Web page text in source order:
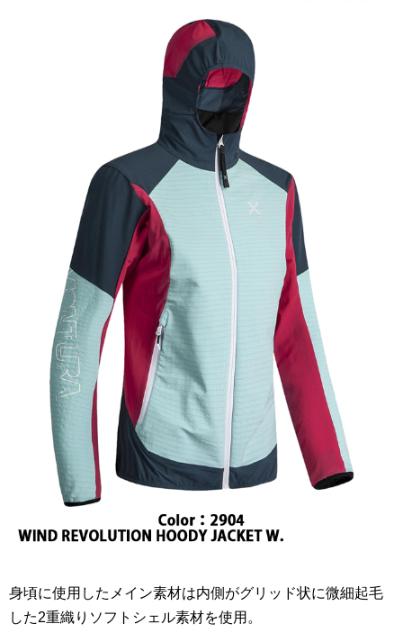
身頃に使用したメイン素材は内側がグリッド状に微細起毛
した2重織りソフトシェル素材を使用。